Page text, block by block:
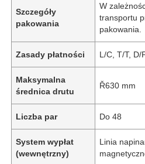
Szczegóły
pakowania
W
transportu
pakowania.
Zasady płatności L/C, T/T, D/
Maksymalna
średnica drutu
Ř630 mm
Liczba par Do 48
System wypłat
(wewnętrzny)
Linia